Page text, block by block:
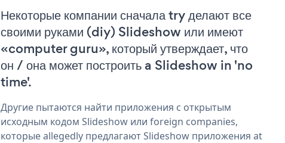
Некоторые компании сначала try делают все
своими руками (diy) Slideshow или имеют
«computer guru», который утверждает, что
он / она может построить a Slideshow in 'no
time'.
Другие пытаются найти приложения с открытым
исходным кодом Slideshow или foreign companies,
которые allegedly предлагают Slideshow приложения at